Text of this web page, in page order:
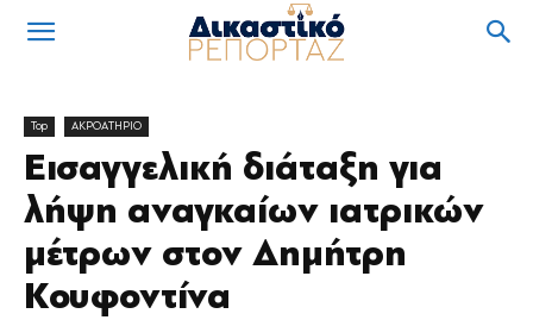
Top ΑΚΡΟΑΤΗΡΙΟ
Εισαγγελική διάταξη για
λήψη αναγκαίων ιατρικών
μέτρων στον Δημήτρη
Κουφοντίνα